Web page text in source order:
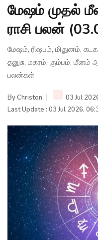
மேஷம் முதல்
ராசி பலன்
மேஷம், ரிஷபம், மிதுனம்,
தனுசு, மகரம், கும்பம்,
பலன்கள்
ByChriston
03 Jul
Last Update : 03 Jul 2026,